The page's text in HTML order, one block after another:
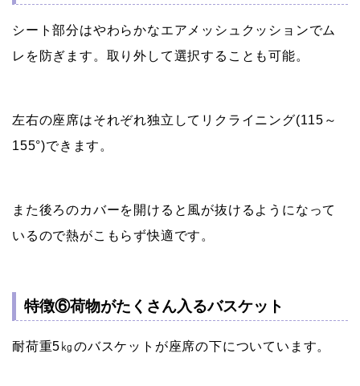
シート部分はやわらかなエアメッシュクッションでム
レを防ぎます。取り外して選択することも可能。
左右の座席はそれぞれ独立してリクライニング(115～
155°)できます。
また後ろのカバーを開けると風が抜けるようになって
いるので熱がこもらず快適です。
特徴⑥荷物がたくさん入るバスケット
耐荷重5㎏のバスケットが座席の下についています。